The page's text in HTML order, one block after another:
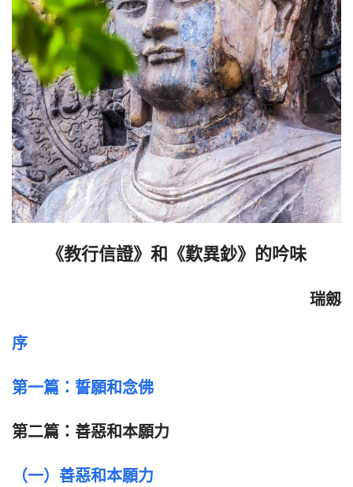
《教行信證》和《歎異鈔》的吟味
瑞劔
序
第一篇：誓願和念佛
第二篇：善惡和本願力
（一）善惡和本願力